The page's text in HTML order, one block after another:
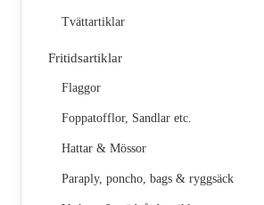
Tvättartiklar
Fritidsartiklar
Flaggor
Foppatofflor, Sandlar etc.
Hattar & Mössor
Paraply, poncho, bags & ryggsäck